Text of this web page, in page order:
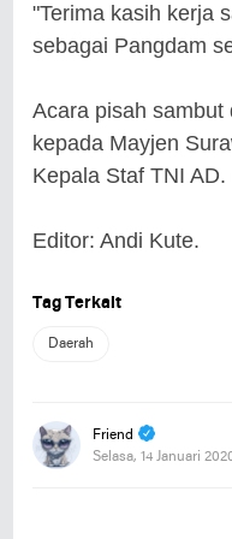
"Terima kasih kerja
sebagai Pangdam
Acara pisah sambut
kepada Mayjen
Kepala Staf TNI AD.
Editor: Andi Kute.
Tag Terkait
Daerah
Friend
Selasa, 14 Januari